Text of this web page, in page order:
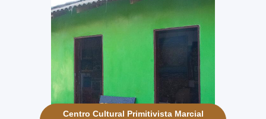
Centro Cultural Primitivista Marcial